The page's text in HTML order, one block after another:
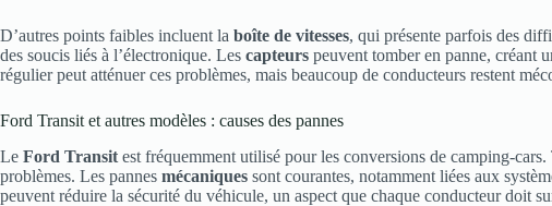
D’autres points faibles incluent la boîte de vitesses, qui présente parfois des
des soucis liés à l’électronique. Les capteurs peuvent tomber en panne, créant
régulier peut atténuer ces problèmes, mais beaucoup de conducteurs restent
Ford Transit et autres modèles : causes des pannes
Le Ford Transit est fréquemment utilisé pour les conversions de camping-
problèmes. Les pannes mécaniques sont courantes, notamment liées aux
peuvent réduire la sécurité du véhicule, un aspect que chaque conducteur doit